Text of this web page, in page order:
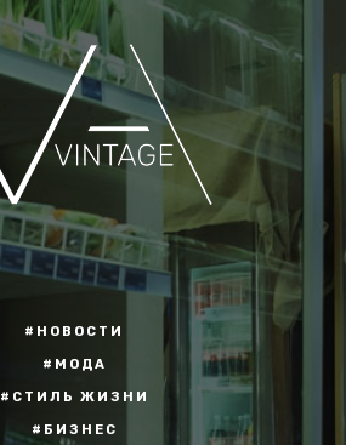
#НОВОСТИ
#МОДА
#СТИЛЬ ЖИЗНИ
#БИЗНЕС